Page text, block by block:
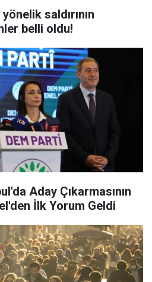
saldırının
belli oldu!
Aday Çıkarmasının
İlk Yorum Geldi